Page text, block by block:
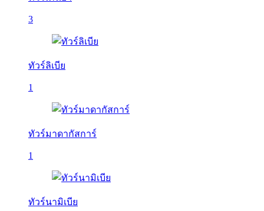
3
ทัวร์ลิเบีย
1
ทัวร์มาดากัสการ์
1
ทัวร์นามิเบีย